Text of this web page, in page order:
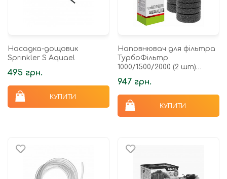
Насадка-дощовик
Sprinkler S Aquael
495 грн.
КУПИТИ
Наповнювач для фільтра
ТурбоФільтр
1000/1500/2000 (2 шт)
Aquael
947 грн.
КУПИТИ